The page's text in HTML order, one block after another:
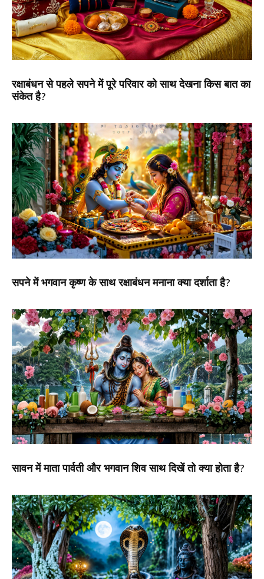
रक्षाबंधन से पहले सपने में पूरे परिवार को साथ देखना किस बात का
संकेत है?
सपने में भगवान कृष्ण के साथ रक्षाबंधन मनाना क्या दर्शाता है?
सावन में माता पार्वती और भगवान शिव साथ दिखें तो क्या होता है?